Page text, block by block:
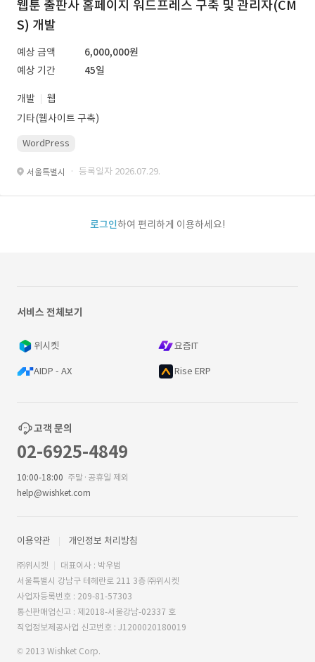
웹툰 출판사 홈페이지 워드프레스 구축 및 관리자(CM
S) 개발
예상 금액
6,000,000원
예상 기간
45일
개발
웹
기타(웹사이트 구축)
WordPress
서울특별시 · 등록일자 2026.07.29.
로그인하여 편리하게 이용하세요!
서비스 전체보기
위시켓 요즘IT
AIDP - AX Rise ERP
고객 문의
02-6925-4849
10:00-18:00 주말·공휴일 제외
help@wishket.com
이용약관 개인정보 처리방침
㈜위시켓
대표이사 : 박우범
서울특별시 강남구 테헤란로 211 3층 ㈜위시켓
사업자등록번호 : 209-81-57303
통신판매업신고 : 제2018-서울강남-02337 호
직업정보제공사업 신고번호 : J1200020180019
© 2013 Wishket Corp.